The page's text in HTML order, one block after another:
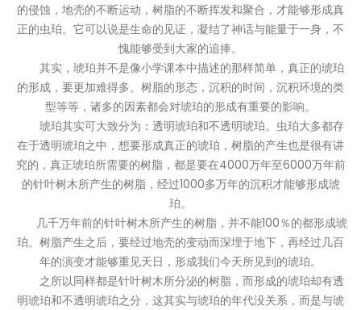
的侵蚀，地壳的不断运动，树脂的不断挥发和聚合，才能够形成真
正的虫珀。它可以说是生命的见证，凝结了神话与能量于一身，不
愧能够受到大家的追捧。
其实，琥珀并不是像小学课本中描述的那样简单，真正的琥珀
的形成，要更加难得多。树脂的形态，沉积的时间，沉积环境的类
型等等，诸多的因素都会对琥珀的形成有重要的影响。
琥珀其实可大致分为：透明琥珀和不透明琥珀。虫珀大多都存
在于透明琥珀之中，想要形成真正的琥珀，树脂的产生也是很有讲
究的，真正琥珀所需要的树脂，都是要在4000万年至6000万年前
的针叶树木所产生的树脂，经过1000多万年的沉积才能够形成琥
珀。
几千万年前的针叶树木所产生的树脂，并不能100％的都形成琥
珀。树脂产生之后，要经过地壳的变动而深埋于地下，再经过几百
年的演变才能够重见天日，形成我们今天所见到的琥珀。
之所以同样都是针叶树木所分泌的树脂，而形成的琥珀却有透
明琥珀和不透明琥珀之分，这其实与琥珀的年代没关系，而是与琥